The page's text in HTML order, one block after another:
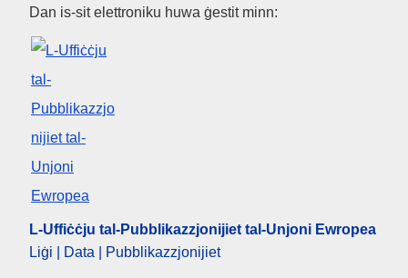
L-Uffiċċju tal-
Dan is-sit elettroniku huwa ġestit minn:
L-Uffiċċju tal-Pubblikazzjonijiet tal-Unjoni Ewropea
Liġi | Data | Pubblikazzjonijiet